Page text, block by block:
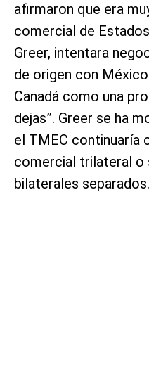
afirmaron que era
comercial de
Greer, intentara
de origen con
Canadá como una
dejas”. Greer se ha
el TMEC continuaría
comercial trilateral o
bilaterales separados.